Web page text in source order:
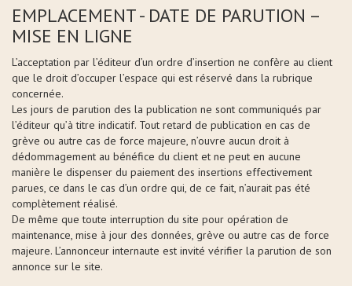
EMPLACEMENT - DATE DE PARUTION –
MISE EN LIGNE
L’acceptation par l’éditeur d’un ordre d’insertion ne confère au client
que le droit d’occuper l’espace qui est réservé dans la rubrique
concernée.
Les jours de parution des la publication ne sont communiqués par
l’éditeur qu’à titre indicatif. Tout retard de publication en cas de
grève ou autre cas de force majeure, n’ouvre aucun droit à
dédommagement au bénéfice du client et ne peut en aucune
manière le dispenser du paiement des insertions effectivement
parues, ce dans le cas d’un ordre qui, de ce fait, n’aurait pas été
complètement réalisé.
De même que toute interruption du site pour opération de
maintenance, mise à jour des données, grève ou autre cas de force
majeure. L’annonceur internaute est invité vérifier la parution de son
annonce sur le site.